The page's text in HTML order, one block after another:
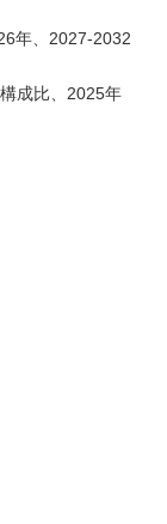
年、2027-2032
成比、2025年